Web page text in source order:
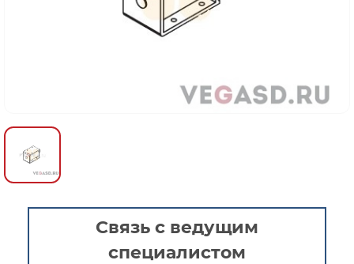
Связь с ведущим
специалистом